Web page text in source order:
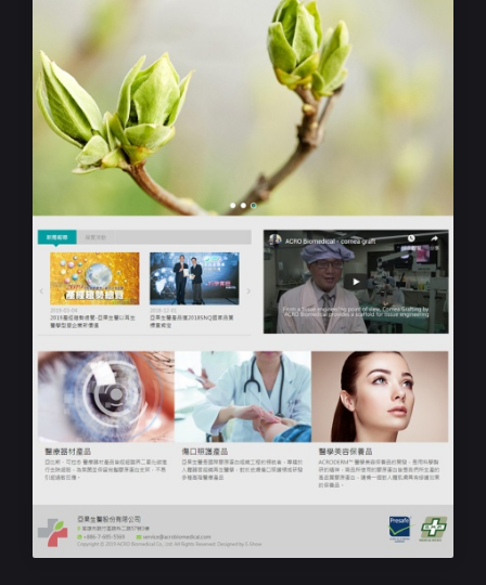
響應式RWD網頁設計
亞果生醫